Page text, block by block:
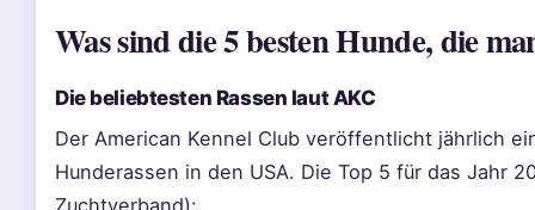
Was sind die 5 besten Hunde, die
Die beliebtesten Rassen laut AKC
Der American Kennel Club veröffentlicht jährlich
Hunderassen in den USA. Die Top 5 für das Jahr
Zuchtverband):